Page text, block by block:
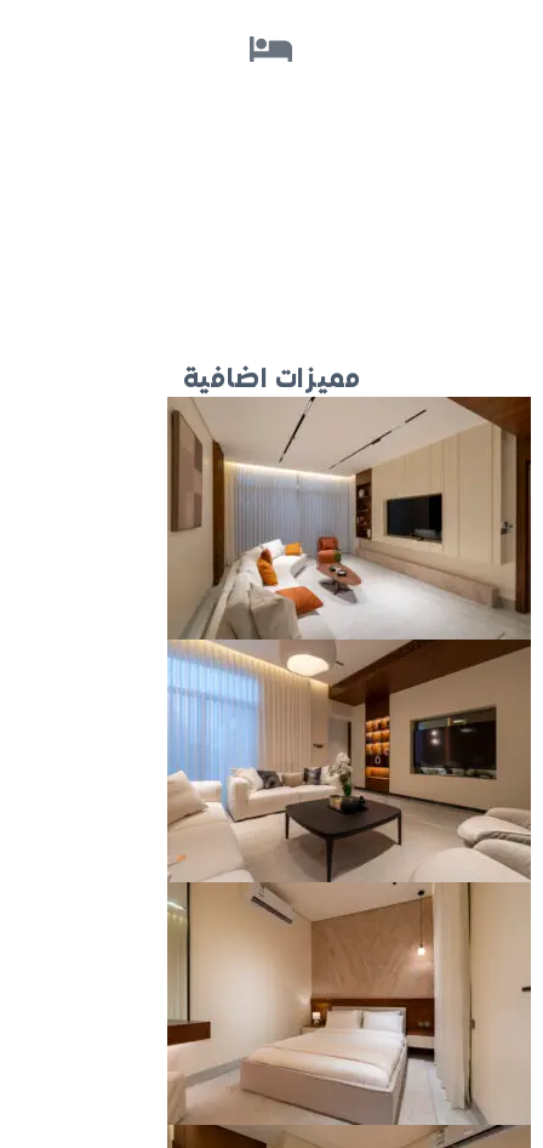
مميزات اضافية